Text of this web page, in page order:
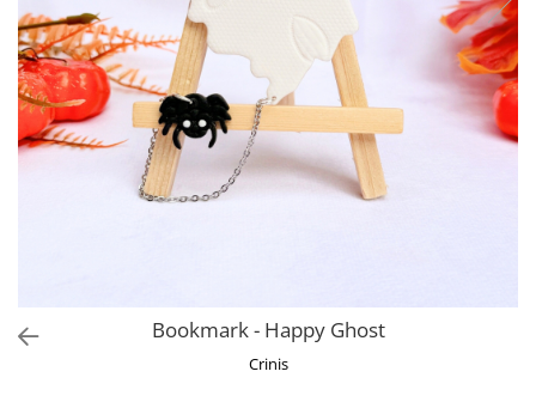
Friends
Fructe
Fundite
Monstera
Neon Collection
Tiny but Mighty
Bookmark - Happy Ghost
Crinis